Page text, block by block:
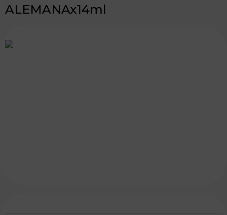
ALEMANAx14ml